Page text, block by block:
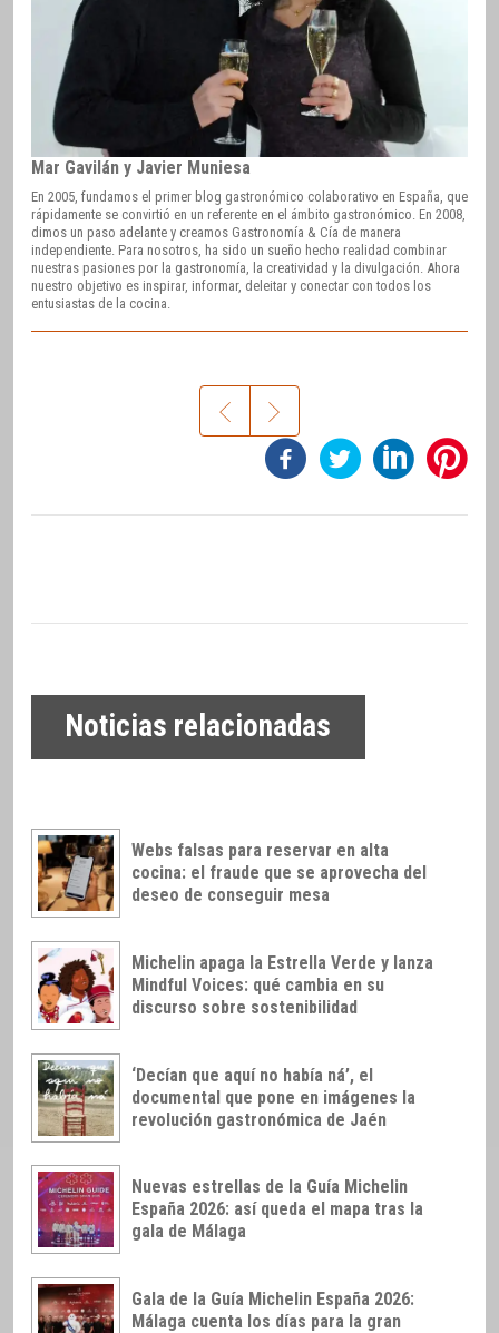
Mar Gavilán y Javier Muniesa
En 2005, fundamos el primer blog gastronómico colaborativo en España, que
rápidamente se convirtió en un referente en el ámbito gastronómico. En 2008,
dimos un paso adelante y creamos Gastronomía & Cía de manera
independiente. Para nosotros, ha sido un sueño hecho realidad combinar
nuestras pasiones por la gastronomía, la creatividad y la divulgación. Ahora
nuestro objetivo es inspirar, informar, deleitar y conectar con todos los
entusiastas de la cocina.
Noticias relacionadas
Webs falsas para reservar en alta
cocina: el fraude que se aprovecha del
deseo de conseguir mesa
Michelin apaga la Estrella Verde y lanza
Mindful Voices: qué cambia en su
discurso sobre sostenibilidad
‘Decían que aquí no había ná’, el
documental que pone en imágenes la
revolución gastronómica de Jaén
Nuevas estrellas de la Guía Michelin
España 2026: así queda el mapa tras la
gala de Málaga
Gala de la Guía Michelin España 2026:
Málaga cuenta los días para la gran